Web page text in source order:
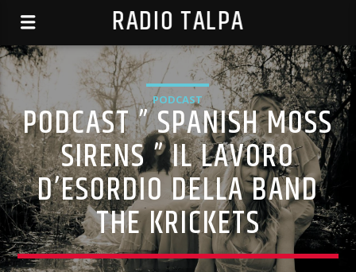
RADIO TALPA
PODCAST
PODCAST ” SPANISH MOSS
SIRENS ” IL LAVORO
D’ESORDIO DELLA BAND
THE KRICKETS